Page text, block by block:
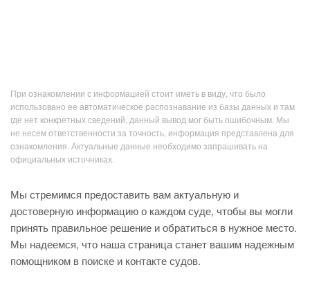
При ознакомлении с информацией стоит иметь в виду, что было
использовано ее автоматическое распознавание из базы данных и там
где нет конкретных сведений, данный вывод мог быть ошибочным. Мы
не несем ответственности за точность, информация представлена для
ознакомления. Актуальные данные необходимо запрашивать на
официальных источниках.
Мы стремимся предоставить вам актуальную и
достоверную информацию о каждом суде, чтобы вы могли
принять правильное решение и обратиться в нужное место.
Мы надеемся, что наша страница станет вашим надежным
помощником в поиске и контакте судов.